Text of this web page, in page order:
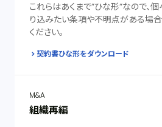
これらはあくまで”ひな形”なので、
り込みたい条項や不明点がある場
ください。
契約書ひな形をダウンロード
M&A
組織再編